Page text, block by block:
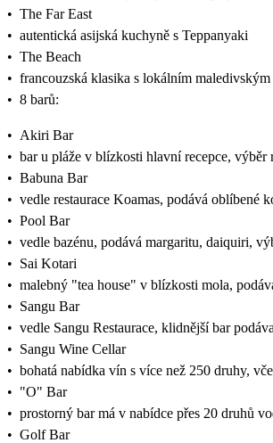
• The Far East
• autentická asijská kuchyně s Teppanyaki
• The Beach
• francouzská klasika s lokálním
• 8 barů:
• Akiri Bar
• bar u pláže v blízkosti hlavní recepce, výběr
• Babuna Bar
• vedle restaurace Koamas, podává oblíbené
• Pool Bar
• vedle bazénu, podává margaritu, daiquiri,
• Sai Kotari
• malebný "tea house" v blízkosti mola,
• Sangu Bar
• vedle Sangu Restaurace, klidnější bar
• Sangu Wine Cellar
• bohatá nabídka vín s více než 250 druhy,
• "O" Bar
• prostorný bar má v nabídce přes 20 druhů
• Golf Bar